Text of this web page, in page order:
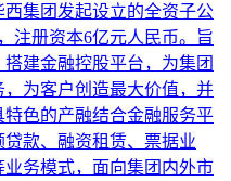
集团发起设立的全资子公
注册资本6亿元人民币。旨
建金融控股平台，为集团
为客户创造最大价值，并
色的产融结合金融服务平
款、融资租赁、票据业
务模式，面向集团内外市